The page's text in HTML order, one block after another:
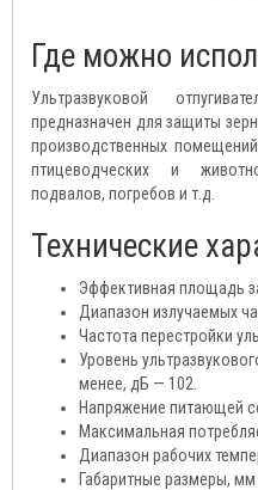
Где можно
Ультразвуковой
предназначен для защиты
производственных
птицеводческих и
подвалов, погребов и т.д.
Технические
Эффективная площадь
Диапазон излучаемых
Частота перестройки
Уровень
менее, дБ — 102.
Напряжение питающей
Максимальная
Диапазон рабочих
Габаритные размеры, мм